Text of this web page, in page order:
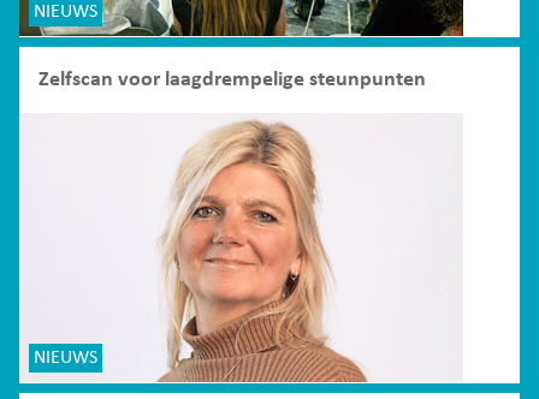
NIEUWS
Zelfscan voor laagdrempelige steunpunten
NIEUWS